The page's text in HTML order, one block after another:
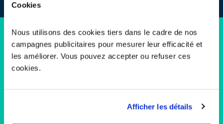
Cookies
Nous utilisons des cookies tiers dans le cadre de nos
campagnes publicitaires pour mesurer leur efficacité et
les améliorer. Vous pouvez accepter ou refuser ces
cookies.
Afficher les détails
ecosystem en 2025, c’est :